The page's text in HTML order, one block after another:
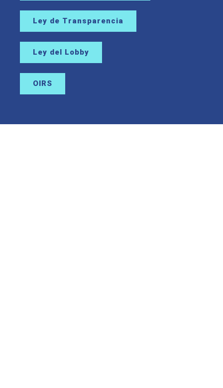
Ley de Transparencia
Ley del Lobby
OIRS